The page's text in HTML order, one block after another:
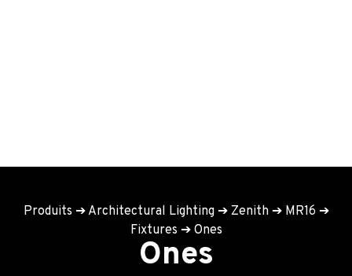
Produits ➔ Architectural Lighting➔ Zenith➔ MR16 ➔
Fixtures ➔ Ones
Ones